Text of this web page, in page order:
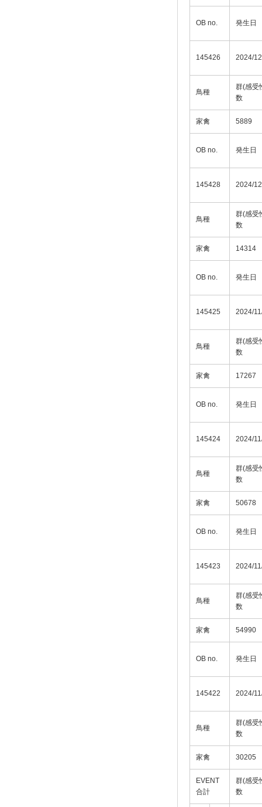
OB no. 発生日
145426 2024/
鳥種
群(感受
数
家禽 5889
OB no. 発生日
145428 2024/
鳥種
群(感受
数
家禽 14314
OB no. 発生日
145425 2024/
鳥種
群(感受
数
家禽 17267
OB no. 発生日
145424 2024/
鳥種
群(感受
数
家禽 50678
OB no. 発生日
145423 2024/
鳥種
群(感受
数
家禽 54990
OB no. 発生日
145422 2024/
鳥種
群(感受
数
家禽 30205
EVENT
合計
群(感受
数